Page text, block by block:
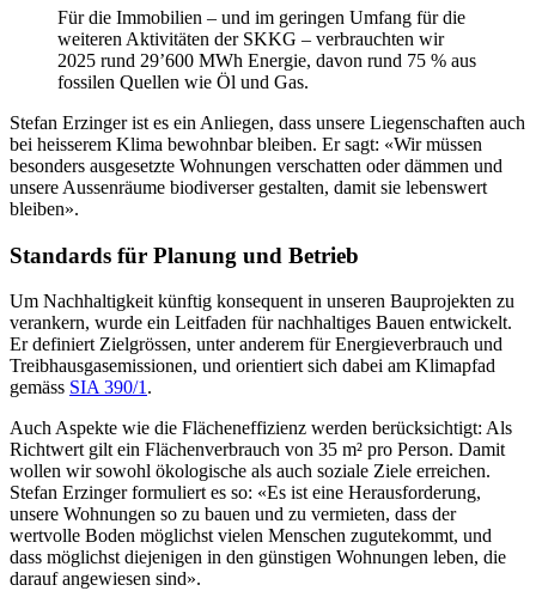
Für die Immobilien – und im geringen Umfang für die
weiteren Aktivitäten der SKKG – verbrauchten wir
2025 rund 29ʼ600 MWh Energie, davon rund 75 % aus
fossilen Quellen wie Öl und Gas.
Stefan Erzinger ist es ein Anliegen, dass unsere Liegenschaften auch
bei heisserem Klima bewohnbar bleiben. Er sagt: «Wir müssen
besonders ausgesetzte Wohnungen verschatten oder dämmen und
unsere Aussenräume biodiverser gestalten, damit sie lebenswert
bleiben».
Standards für Planung und Betrieb
Um Nachhaltigkeit künftig konsequent in unseren Bauprojekten zu
verankern, wurde ein Leitfaden für nachhaltiges Bauen entwickelt.
Er definiert Zielgrössen, unter anderem für Energieverbrauch und
Treibhausgasemissionen, und orientiert sich dabei am Klimapfad
gemäss SIA 390/1.
Auch Aspekte wie die Flächeneffizienz werden berücksichtigt: Als
Richtwert gilt ein Flächenverbrauch von 35 m² pro Person. Damit
wollen wir sowohl ökologische als auch soziale Ziele erreichen.
Stefan Erzinger formuliert es so: «Es ist eine Herausforderung,
unsere Wohnungen so zu bauen und zu vermieten, dass der
wertvolle Boden möglichst vielen Menschen zugutekommt, und
dass möglichst diejenigen in den günstigen Wohnungen leben, die
darauf angewiesen sind».